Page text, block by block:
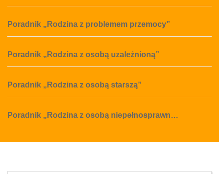
Poradnik „Rodzina z problemem przemocy”
Poradnik „Rodzina z osobą uzależnioną”
Poradnik „Rodzina z osobą starszą”
Poradnik „Rodzina z osobą niepełnosprawn…